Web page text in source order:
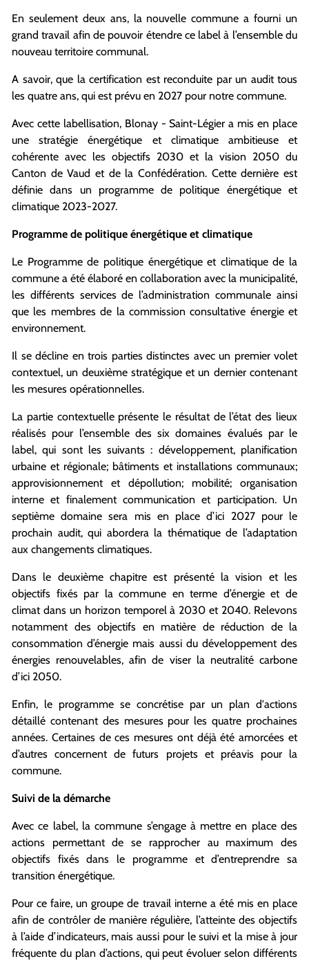
En seulement deux ans, la nouvelle commune a fourni un
grand travail afin de pouvoir étendre ce label à l’ensemble du
nouveau territoire communal.
A savoir, que la certification est reconduite par un audit tous
les quatre ans, qui est prévu en 2027 pour notre commune.
Avec cette labellisation, Blonay - Saint-Légier a mis en place
une stratégie énergétique et climatique ambitieuse et
cohérente avec les objectifs 2030 et la vision 2050 du
Canton de Vaud et de la Confédération. Cette dernière est
définie dans un programme de politique énergétique et
climatique 2023-2027.
Programme de politique énergétique et climatique
Le Programme de politique énergétique et climatique de la
commune a été élaboré en collaboration avec la municipalité,
les différents services de l’administration communale ainsi
que les membres de la commission consultative énergie et
environnement.
Il se décline en trois parties distinctes avec un premier volet
contextuel, un deuxième stratégique et un dernier contenant
les mesures opérationnelles.
La partie contextuelle présente le résultat de l’état des lieux
réalisés pour l’ensemble des six domaines évalués par le
label, qui sont les suivants : développement, planification
urbaine et régionale; bâtiments et installations communaux;
approvisionnement et dépollution; mobilité; organisation
interne et finalement communication et participation. Un
septième domaine sera mis en place d’ici 2027 pour le
prochain audit, qui abordera la thématique de l’adaptation
aux changements climatiques.
Dans le deuxième chapitre est présenté la vision et les
objectifs fixés par la commune en terme d’énergie et de
climat dans un horizon temporel à 2030 et 2040. Relevons
notamment des objectifs en matière de réduction de la
consommation d’énergie mais aussi du développement des
énergies renouvelables, afin de viser la neutralité carbone
d’ici 2050.
Enfin, le programme se concrétise par un plan d'actions
détaillé contenant des mesures pour les quatre prochaines
années. Certaines de ces mesures ont déjà été amorcées et
d’autres concernent de futurs projets et préavis pour la
commune.
Suivi de la démarche
Avec ce label, la commune s’engage à mettre en place des
actions permettant de se rapprocher au maximum des
objectifs fixés dans le programme et d’entreprendre sa
transition énergétique.
Pour ce faire, un groupe de travail interne a été mis en place
afin de contrôler de manière régulière, l’atteinte des objectifs
à l’aide d’indicateurs, mais aussi pour le suivi et la mise à jour
fréquente du plan d’actions, qui peut évoluer selon différents